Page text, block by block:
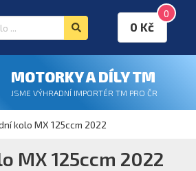
0
0 Kč
MOTORKY A DÍLY TM
JSME VÝHRADNÍ IMPORTÉR TM PRO ČR
kolo MX 125ccm 2022
MX 125ccm 2022